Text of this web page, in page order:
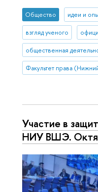
Общество идеи и
взгляд ученого
общественная
Факультет права
Участие в
НИУ ВШЭ.